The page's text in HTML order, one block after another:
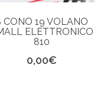
CONO 19 VOLANO
ELETTRONICO
810
0,00€